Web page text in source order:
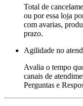
Total de
ou por essa loja
com avarias,
prazo.
Agilidade no
Avalia o tempo
canais de
Perguntas e